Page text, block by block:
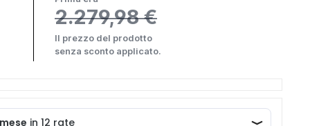
2.279,98 €
Il prezzo del prodotto
senza sconto applicato.